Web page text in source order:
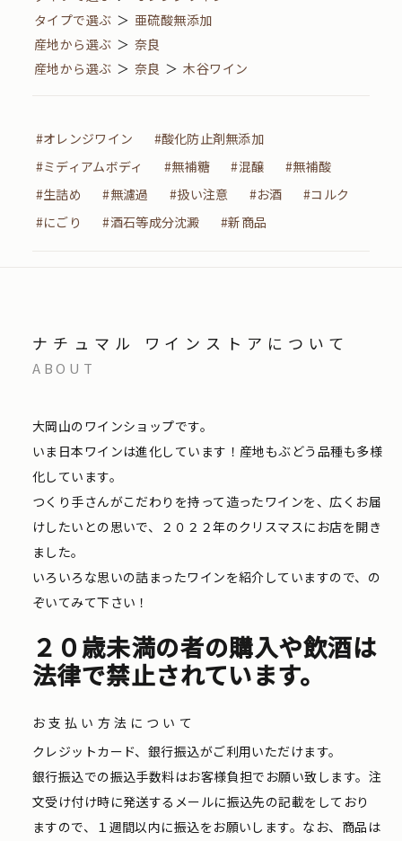
タイプで選ぶ ＞ 亜硫酸無添加
産地から選ぶ ＞ 奈良
産地から選ぶ ＞ 奈良 ＞ 木谷ワイン
#オレンジワイン
#酸化防止剤無添加
#ミディアムボディ
#無補糖 #混醸
#無補酸
#生詰め
#無濾過 #扱い注意 #お酒
#コルク
#にごり
#酒石等成分沈澱 #新商品
ナチュマル ワインストアについて
ABOUT
大岡山のワインショップです。
いま日本ワインは進化しています！産地もぶどう品種も多様
化しています。
つくり手さんがこだわりを持って造ったワインを、広くお届
けしたいとの思いで、２０２２年のクリスマスにお店を開き
ました。
いろいろな思いの詰まったワインを紹介していますので、の
ぞいてみて下さい！
２０歳未満の者の購入や飲酒は
法律で禁止されています。
お支払い方法について
クレジットカード、銀行振込がご利用いただけます。
銀行振込での振込手数料はお客様負担でお願い致します。注
文受け付け時に発送するメールに振込先の記載をしており
ますので、１週間以内に振込をお願いします。なお、商品は